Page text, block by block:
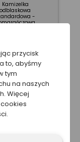
Kamizelka
odblaskowa
-
przycisk
to, abyśmy
tym
na naszych
Więcej